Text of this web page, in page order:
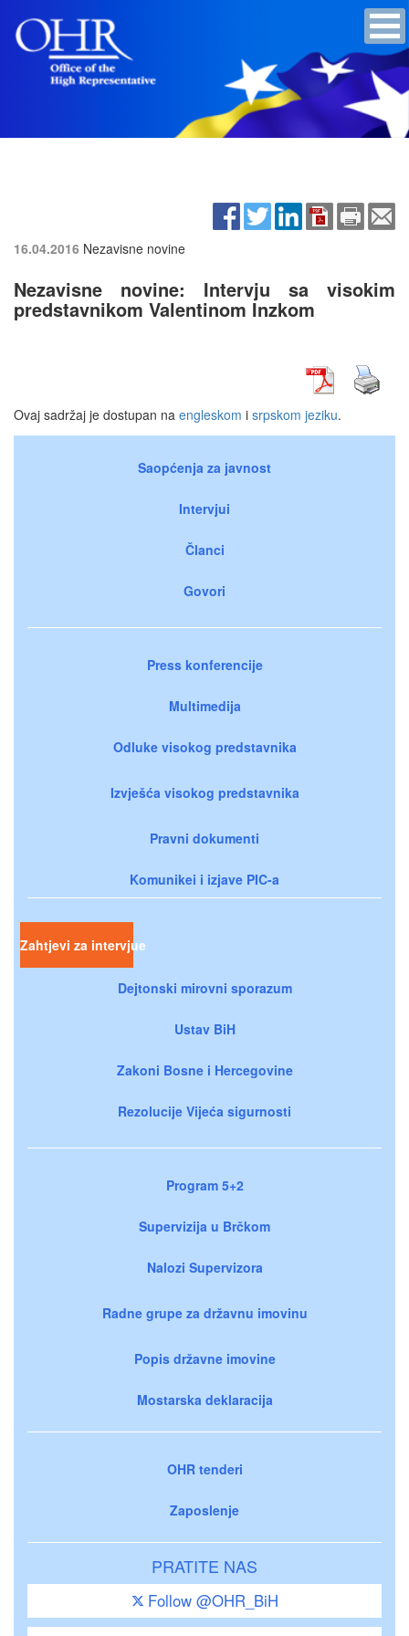
16.04.2016 Nezavisne novine
Nezavisne novine: Intervju sa visokim
predstavnikom Valentinom Inzkom
Ovaj sadržaj je dostupan na engleskom i srpskom jeziku.
Saopćenja za javnost
Intervjui
Članci
Govori
Press konferencije
Multimedija
Odluke visokog predstavnika
Izvješća visokog predstavnika
Pravni dokumenti
Komunikei i izjave PIC-a
Zahtjevi za intervjue
Dejtonski mirovni sporazum
Ustav BiH
Zakoni Bosne i Hercegovine
Rezolucije Vijeća sigurnosti
Program 5+2
Supervizija u Brčkom
Nalozi Supervizora
Radne grupe za državnu imovinu
Popis državne imovine
Mostarska deklaracija
OHR tenderi
Zaposlenje
PRATITE NAS
Follow @OHR_BiH